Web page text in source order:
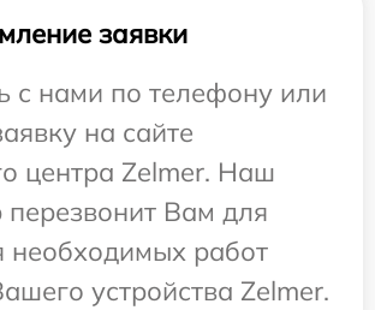
заявки
с нами по телефону или
на сайте
центра Zelmer. Наш
Вам для
необходимых работ
устройства Zelmer.